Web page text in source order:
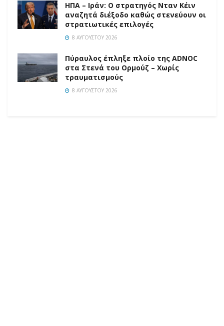
ΗΠΑ – Ιράν: Ο στρατηγός Νταν Κέιν
αναζητά διέξοδο καθώς στενεύουν οι
στρατιωτικές επιλογές
8 ΑΥΓΟΎΣΤΟΥ 2026
Πύραυλος έπληξε πλοίο της ADNOC
στα Στενά του Ορμούζ – Χωρίς
τραυματισμούς
8 ΑΥΓΟΎΣΤΟΥ 2026